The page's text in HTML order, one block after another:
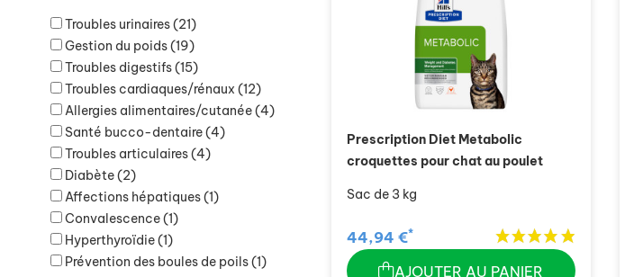
Troubles urinaires(21)
Gestion du poids(19)
Troubles digestifs(15)
Troubles cardiaques/rénaux (12)
Allergies alimentaires/cutanée(4)
Santé bucco-dentaire(4)
Troubles articulaires(4)
Diabète(2)
Affections hépatiques(1)
Convalescence(1)
Hyperthyroïdie(1)
Prévention des boules de poils(1)
Prescription Diet Metabolic
croquettes pour chat au poulet
Sac de 3 kg
44,94 €*
AJOUTER AU PANIER